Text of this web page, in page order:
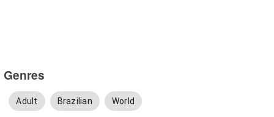
Genres
Adult Brazilian World